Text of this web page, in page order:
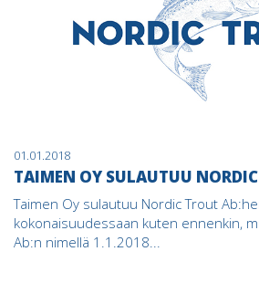
01.01.2018
TAIMEN OY SULAUTUU
Taimen Oy sulautuu Nordic Trout
kokonaisuudessaan kuten ennenkin,
Ab:n nimellä 1.1.2018...